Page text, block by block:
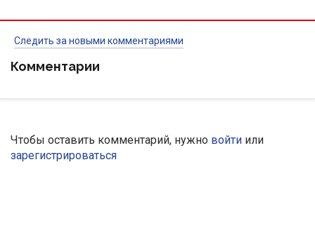
Следить за новыми комментариями
Комментарии
Чтобы оставить комментарий, нужно войти или
зарегистрироваться